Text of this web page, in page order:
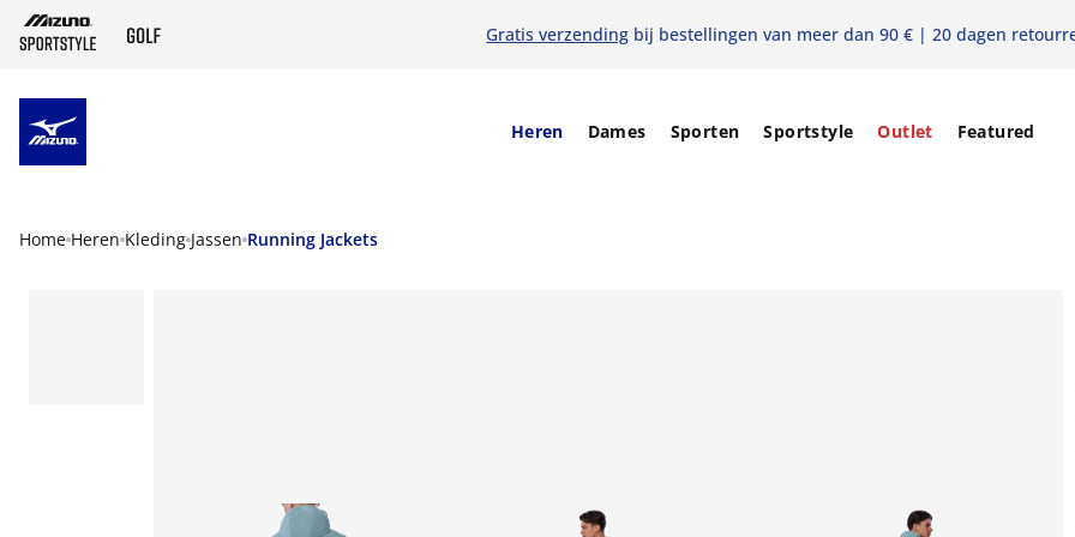
Gratis verzending bij bestellingen van meer dan 90 € | 20 dagen
Heren Dames Sporten Sportstyle Outlet Featured
Home Heren Kleding Jassen Running Jackets